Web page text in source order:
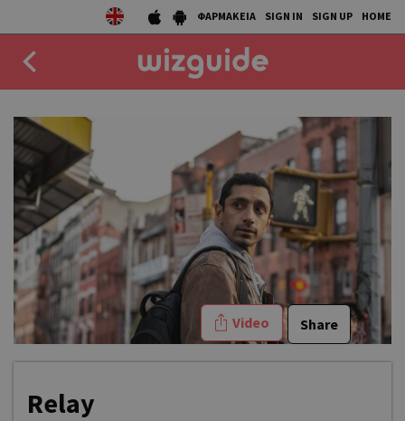
ΦΑΡΜΑΚΕΙΑ SIGN IN SIGN UP HOME
DRINK
50 BEST
AGENDA
COLLECTIONS
STORIES
NEWS
Video Share
Relay